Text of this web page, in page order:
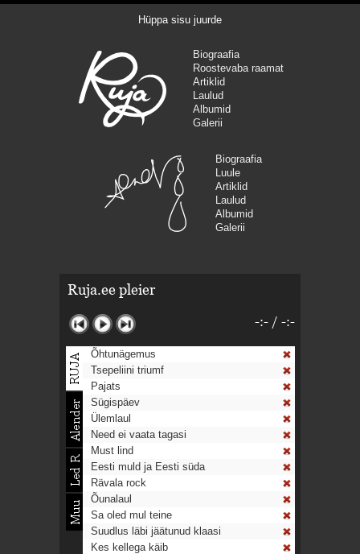
Hüppa sisu juurde
Biograafia
Roostevaba raamat
Artiklid
Laulud
Albumid
Galerii
Biograafia
Luule
Artiklid
Laulud
Albumid
Galerii
Ruja.ee pleier
-:- / -:-
Õhtunägemus
Tsepeliini triumf
Pajats
Sügispäev
Ülemlaul
Need ei vaata tagasi
Must lind
Eesti muld ja Eesti süda
Rävala rock
Õunalaul
Sa oled mul teine
Suudlus läbi jäätunud klaasi
Kes kellega käib